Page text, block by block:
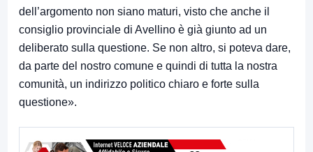
dell’argomento non siano maturi, visto che anche il
consiglio provinciale di Avellino è già giunto ad un
deliberato sulla questione. Se non altro, si poteva dare,
da parte del nostro comune e quindi di tutta la nostra
comunità, un indirizzo politico chiaro e forte sulla
questione».